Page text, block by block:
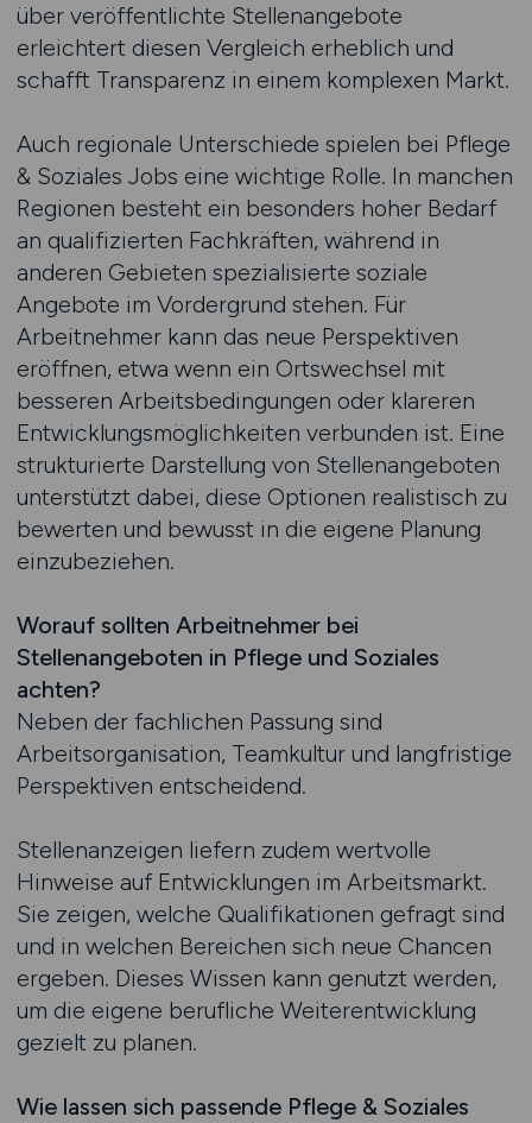
über veröffentlichte Stellenangebote
erleichtert diesen Vergleich erheblich und
schafft Transparenz in einem komplexen Markt.
Auch regionale Unterschiede spielen bei Pflege
& Soziales Jobs eine wichtige Rolle. In manchen
Regionen besteht ein besonders hoher Bedarf
an qualifizierten Fachkräften, während in
anderen Gebieten spezialisierte soziale
Angebote im Vordergrund stehen. Für
Arbeitnehmer kann das neue Perspektiven
eröffnen, etwa wenn ein Ortswechsel mit
besseren Arbeitsbedingungen oder klareren
Entwicklungsmöglichkeiten verbunden ist. Eine
strukturierte Darstellung von Stellenangeboten
unterstützt dabei, diese Optionen realistisch zu
bewerten und bewusst in die eigene Planung
einzubeziehen.
Worauf sollten Arbeitnehmer bei
Stellenangeboten in Pflege und Soziales
achten?
Neben der fachlichen Passung sind
Arbeitsorganisation, Teamkultur und langfristige
Perspektiven entscheidend.
Stellenanzeigen liefern zudem wertvolle
Hinweise auf Entwicklungen im Arbeitsmarkt.
Sie zeigen, welche Qualifikationen gefragt sind
und in welchen Bereichen sich neue Chancen
ergeben. Dieses Wissen kann genutzt werden,
um die eigene berufliche Weiterentwicklung
gezielt zu planen.
Wie lassen sich passende Pflege & Soziales